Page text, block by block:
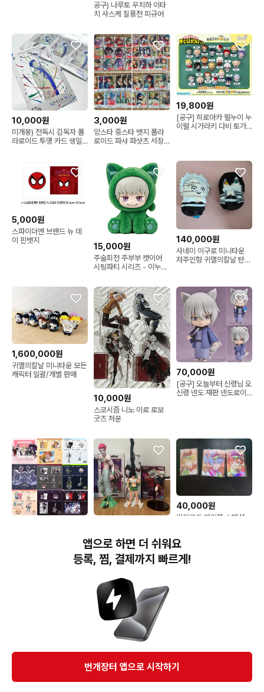
공구) 나루토 우치하 이타
치 사스케 질풍전 피규어
10,000원
미개봉) 전독시 김독자 폴
라로이드 투명 카드 생일
3,000원
앙스타 중스타 뱃지 폴라
로이드 파샤 파샷츠 서장
이라
19,800원
[공구] 히로아카 펄누이 누
이펄 시가라키 다비 토가
토도로키 미도리야
5,000원
스파이더맨 브랜드 뉴 데
이 핀뱃지
15,000원
주술회전 주부부 캣이어
시팅파티 시리즈 - 이누마
140,000원
사네미 이구로 미니타운
저주인형 귀멸의칼날 탄지
1,600,000원
귀멸의칼날 미니타운 모든
캐릭터 일괄/개별 판매
10,000원
스코시즘 니노 이로 로보
굿즈 처분
70,000원
[공구] 오늘부터 신령님 오
신령 넨도 재판 넨도로이
시즘 리마스터드 트로이메
라이 3주년 굿즈 공구 니
노 코요 오토 이로 로보
헌터헌터 헌헌 키르아 히
소카 곤 네페르피트 그란
디스타 바이브레이션 곤육
몬 볼펜 피규어
40,000원
싸이코드 마이쮸 스페셜
번개장터(주) 사업자정보, 이용약관 및 기타 법적고지
번개장터㈜는 통신판매중개자이며, 통신판매의 당사자가 아닙니다. 전자상거래 등에서의
소비자보호에 관한 법률 등 관련 법령 및 번개장터㈜의 약관에 따라 상품, 상품정보, 거래에 관한 책임은
개별 판매자에게 귀속하고, 번개장터㈜는 원칙적으로 회원간 거래에 대하여 책임을 지지 않습니다.
다만, 번개장터㈜가 직접 판매하는 상품에 대한 책임은 번개장터㈜에게 귀속합니다.
APP 다운로드
앱으로 하면 더 쉬워요
등록, 찜, 결제까지 빠르게!
번개장터 앱으로 시작하기